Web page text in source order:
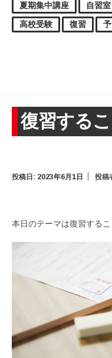
夏期集中講座 自習室
高校受験
復習
復習する
投稿日: 2023年6月1日 投稿
本日のテーマは復習するこ